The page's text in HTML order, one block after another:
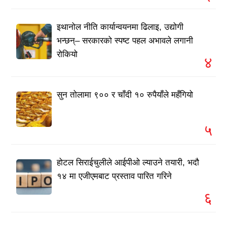
इथानोल नीति कार्यान्वयनमा ढिलाइ, उद्योगी
भन्छन्– सरकारको स्पष्ट पहल अभावले लगानी
रोकियो
४
सुन तोलामा ९०० र चाँदी १० रुपैयाँले महँगियो
५
होटल सिराईचुलीले आईपीओ ल्याउने तयारी, भदौ
१४ मा एजीएमबाट प्रस्ताव पारित गरिने
६